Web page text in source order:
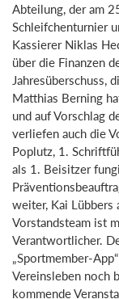
Abteilung, der am
Schleifchenturnier
Kassierer Niklas
über die Finanzen
Jahresüberschuss,
Matthias Berning
und auf Vorschlag
verliefen auch die
Poplutz, 1.
als 1. Beisitzer
weiter, Kai Lübbers
Vorstandsteam ist
Verantwortlicher.
„Sportmember-
Vereinsleben noch
kommende